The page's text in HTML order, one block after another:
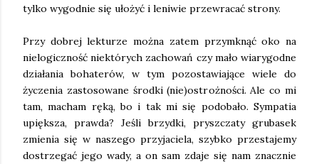
tylko wygodnie się ułożyć i leniwie przewracać strony.
Przy dobrej lekturze można zatem przymknąć oko na
nielogiczność niektórych zachowań czy mało wiarygodne
działania bohaterów, w tym pozostawiające wiele do
życzenia zastosowane środki (nie)ostrożności. Ale co mi
tam, macham ręką, bo i tak mi się podobało. Sympatia
upiększa, prawda? Jeśli brzydki, pryszczaty grubasek
zmienia się w naszego przyjaciela, szybko przestajemy
dostrzegać jego wady, a on sam zdaje się nam znacznie